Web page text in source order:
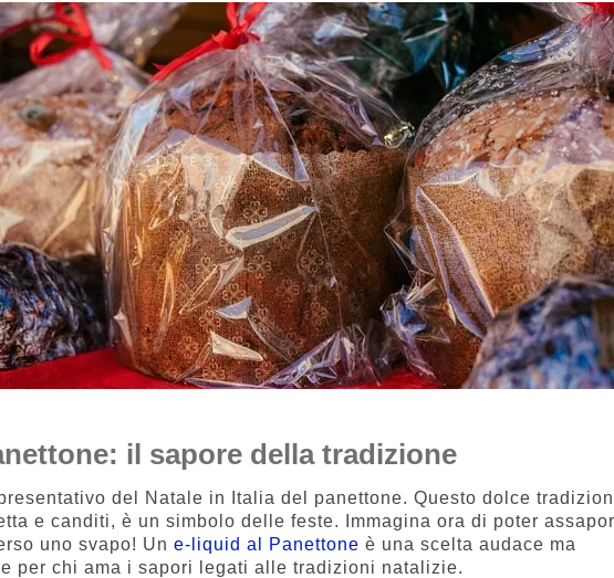
il sapore della tradizione
del Natale in Italia del panettone. Questo dolce
e canditi, è un simbolo delle feste. Immagina ora di poter
uno svapo! Une-liquid al Panettone è una scelta audace ma
per chi ama i sapori legati alle tradizioni natalizie.